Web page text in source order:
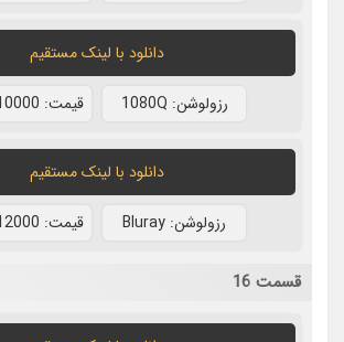
دانلود با لينک مستقيم
رزولوشن: 1080Q قيمت: 10000 تومان
دانلود با لينک مستقيم
رزولوشن: Bluray قيمت: 12000 تومان
قسمت 16